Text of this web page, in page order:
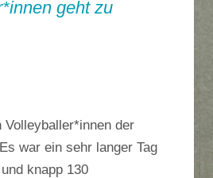
geht zu
der
war ein sehr langer Tag
knapp 130